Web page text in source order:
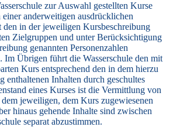
zur Auswahl gestellten Kurse
anderweitigen ausdrücklichen
den in der jeweiligen Kursbeschreibung
Zielgruppen und unter Berücksichtigung
genannten Personenzahlen
Im Übrigen führt die Wasserschule den mit
Kurs entsprechend den in dem hierzu
enthaltenen Inhalten durch geschultes
eines Kurses ist die Vermittlung von
jeweiligen, dem Kurs zugewiesenen
hinaus gehende Inhalte sind zwischen
separat abzustimmen.